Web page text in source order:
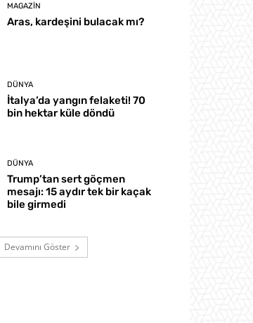
MAGAZIN
Aras, kardeşini bulacak mı?
DÜNYA
İtalya’da yangın felaketi! 70
bin hektar küle döndü
DÜNYA
Trump’tan sert göçmen
mesajı: 15 aydır tek bir kaçak
bile girmedi
Devamını Göster